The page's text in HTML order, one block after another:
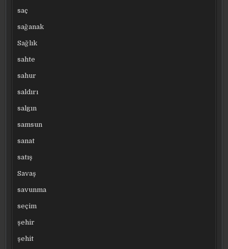
saç
sağanak
Sağlık
sahte
sahur
saldırı
salgın
samsun
sanat
satış
Savaş
savunma
seçim
şehir
şehit